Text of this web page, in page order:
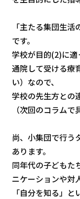
「主たる集団生
です。
学校が目的(2)に適
通院して受ける療
い）なので、
学校の先生方との
（次回のコラムで
尚、小集団で行う
あります。
同年代の子どもた
ニケーションや対
「自分を知る」と